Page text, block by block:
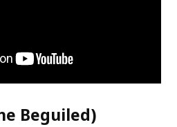
Beguiled)